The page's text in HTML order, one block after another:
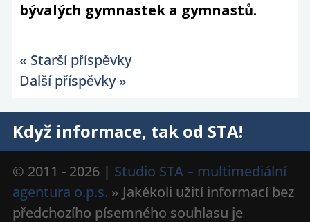
bývalých gymnastek a gymnastů.
« Starší příspěvky
Další příspěvky »
Když informace, tak od STA!
© 2011 - 2026 | Studio STA – multimediální
agentura o.p.s. » Jakékoli užití informací bez
předchozího písemného souhlasu je